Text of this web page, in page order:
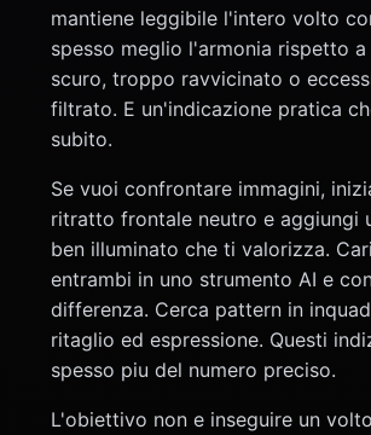
mantiene leggibile l'intero volto
spesso meglio l'armonia rispetto a
scuro, troppo ravvicinato o
filtrato. E un'indicazione pratica
subito.
Se vuoi confrontare immagini,
ritratto frontale neutro e aggiungi
ben illuminato che ti valorizza.
entrambi in uno strumento AI e
differenza. Cerca pattern in
ritaglio ed espressione. Questi
spesso piu del numero preciso.
L'obiettivo non e inseguire un